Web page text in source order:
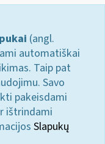
(angl.
automatiškai
Taip pat
Savo
pakeisdami
ištrindami
Slapukų